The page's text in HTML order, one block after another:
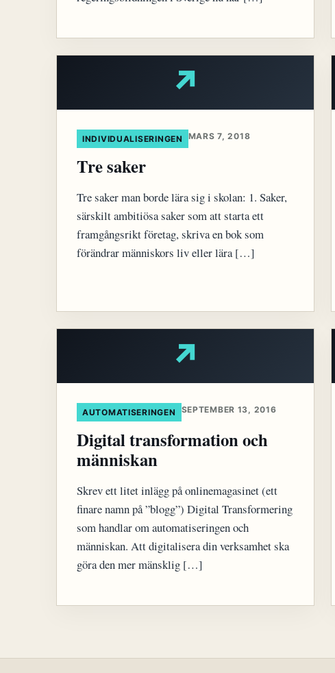
↗
INDIVIDUALISERINGEN MARS 7, 2018
Tre saker
Tre saker man borde lära sig i skolan: 1. Saker,
särskilt ambitiösa saker som att starta ett
framgångsrikt företag, skriva en bok som
förändrar människors liv eller lära […]
↗
AUTOMATISERINGEN SEPTEMBER 13, 2016
Digital transformation och
människan
Skrev ett litet inlägg på onlinemagasinet (ett
finare namn på ”blogg”) Digital Transformering
som handlar om automatiseringen och
människan. Att digitalisera din verksamhet ska
göra den mer mänsklig […]